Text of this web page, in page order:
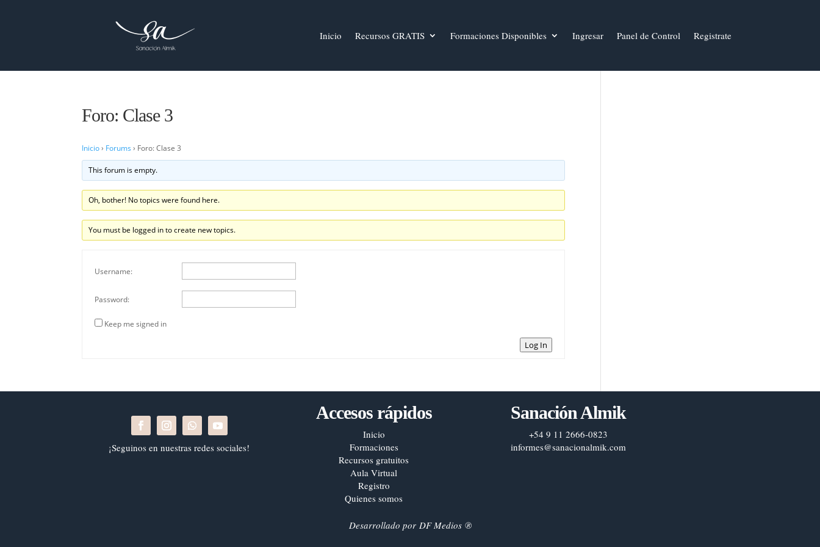
Inicio Recursos GRATIS Formaciones Disponibles Ingresar Panel de Control Registrate
Foro: Clase 3
Inicio › Forums › Foro: Clase 3
This forum is empty.
Oh, bother! No topics were found here.
You must be logged in to create new topics.
Username:
Password:
Keep me signed in
Log In
¡Seguinos en nuestras redes sociales!
Accesos rápidos
Inicio
Formaciones
Recursos gratuitos
Aula Virtual
Registro
Quienes somos
Sanación Almik
+54 9 11 2666-0823
informes@sanacionalmik.com
Desarrollado por DF Medios®